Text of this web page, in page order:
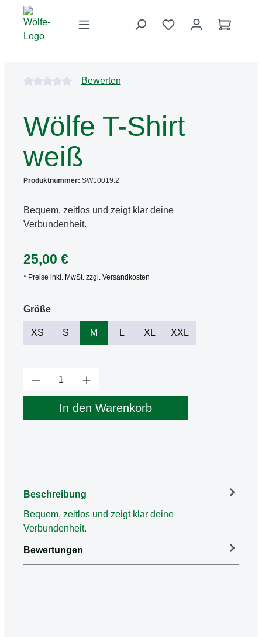
Zum Hauptinhalt springen
Du hast 0
Bildergalerie überspringen
Durchschnittliche Bewertung von 0 von 5 Sternen
Bewerten
Wölfe T-Shirt
weiß
Produktnummer: SW10019.2
Bequem, zeitlos und zeigt klar deine
Verbundenheit.
25,00 €
* Preise inkl. MwSt. zzgl. Versandkosten
Größeauswählen
XS S M L XL XXL
Produkt Anzahl: Gib den gewünschten
In den Warenkorb
Beschreibung
Bequem, zeitlos und zeigt klar deine
Verbundenheit.
Bewertungen